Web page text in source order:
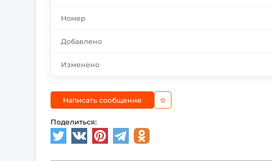
Номер
Добавлено
Изменено
Написать сообщение
Поделиться: